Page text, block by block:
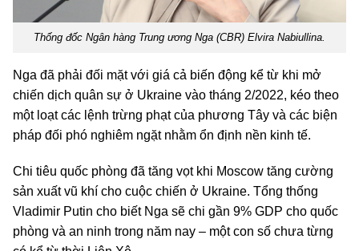
Thống đốc Ngân hàng Trung ương Nga (CBR) Elvira Nabiullina.
Nga đã phải đối mặt với giá cả biến động kể từ khi mở
chiến dịch quân sự ở Ukraine vào tháng 2/2022, kéo theo
một loạt các lệnh trừng phạt của phương Tây và các biện
pháp đối phó nghiêm ngặt nhằm ổn định nền kinh tế.
Chi tiêu quốc phòng đã tăng vọt khi Moscow tăng cường
sản xuất vũ khí cho cuộc chiến ở Ukraine. Tổng thống
Vladimir Putin cho biết Nga sẽ chi gần 9% GDP cho quốc
phòng và an ninh trong năm nay – một con số chưa từng